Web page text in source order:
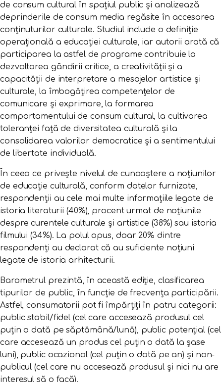
de consum cultural în spațiul public și analizează
deprinderile de consum media regăsite în accesarea
conținuturilor culturale. Studiul include o definiție
operațională a educației culturale, iar autorii arată că
participarea la astfel de programe contribuie la
dezvoltarea gândirii critice, a creativității și a
capacității de interpretare a mesajelor artistice și
culturale, la îmbogățirea competențelor de
comunicare și exprimare, la formarea
comportamentului de consum cultural, la cultivarea
toleranței față de diversitatea culturală și la
consolidarea valorilor democratice și a sentimentului
de libertate individuală.
În ceea ce privește nivelul de cunoaștere a noțiunilor
de educație culturală, conform datelor furnizate,
respondenții au cele mai multe informațiile legate de
istoria literaturii (40%), procent urmat de noțiunile
despre curentele culturale și artistice (38%) sau istoria
filmului (34%). La polul opus, doar 20% dintre
respondenți au declarat că au suficiente noțiuni
legate de istoria arhitecturii.
Barometrul prezintă, în această ediție, clasificarea
tipurilor de public, în funcție de frecvența participării.
Astfel, consumatorii pot fi împărțiți în patru categorii:
public stabil/fidel (cel care accesează produsul cel
puțin o dată pe săptămână/lună), public potențial (cel
care accesează un produs cel puțin o dată la șase
luni), public ocazional (cel puțin o dată pe an) și non-
publicul (cel care nu accesează produsul și nici nu are
interesul să o facă).